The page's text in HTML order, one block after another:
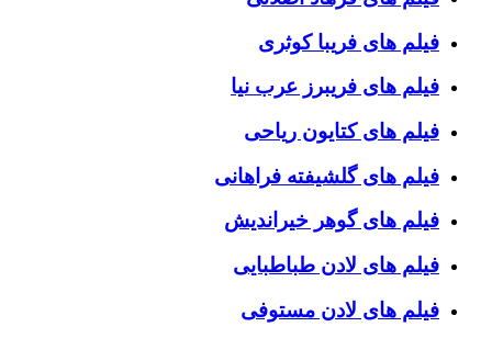
فیلم های فریبا کوثری
فیلم های فریبرز عرب نیا
فیلم های کتایون ریاحی
فیلم های گلشیفته فراهانی
فیلم های گوهر خیراندیش
فیلم های لادن طباطبایی
فیلم های لادن مستوفی